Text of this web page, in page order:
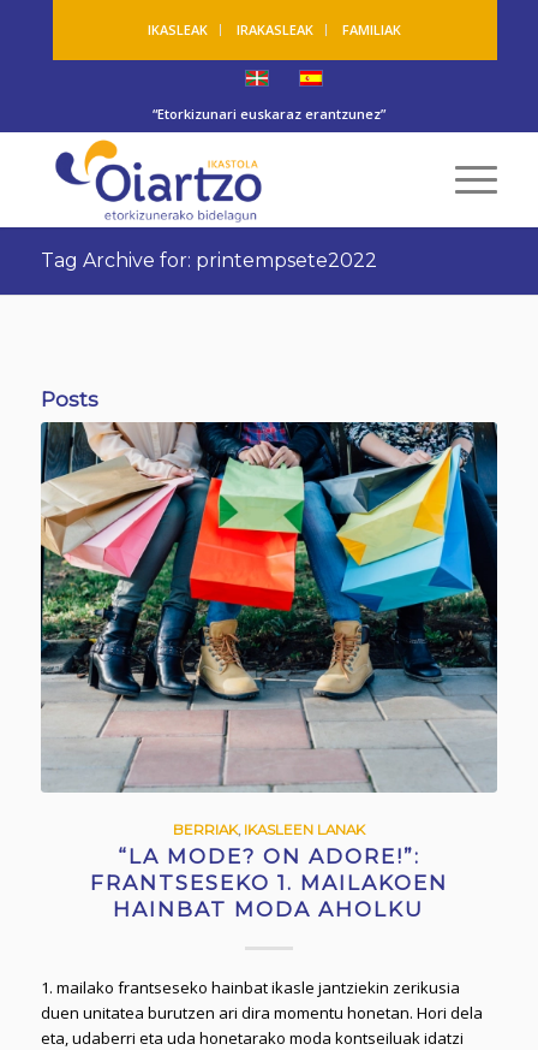
IKASLEAK IRAKASLEAK FAMILIAK
“Etorkizunari euskaraz erantzunez”
Tag Archive for: printempsete2022
Posts
BERRIAK, IKASLEEN LANAK
“LA MODE? ON ADORE!”:
FRANTSESEKO 1. MAILAKOEN
HAINBAT MODA AHOLKU
1. mailako frantseseko hainbat ikasle jantziekin zerikusia
duen unitatea burutzen ari dira momentu honetan. Hori dela
eta, udaberri eta uda honetarako moda kontseiluak idatzi